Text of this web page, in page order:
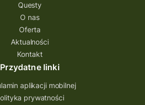
Przygody
Quest Arboretum
projekt
Questy
O nas
Oferta
Aktualności
Kontakt
Przydatne linki
aplikacji mobilnej
prywatności